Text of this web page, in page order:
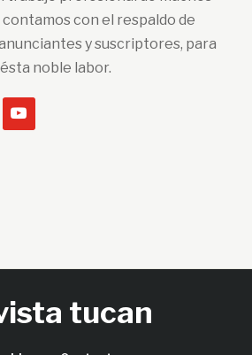
contamos con el respaldo de
y suscriptores, para
noble labor.
tucan